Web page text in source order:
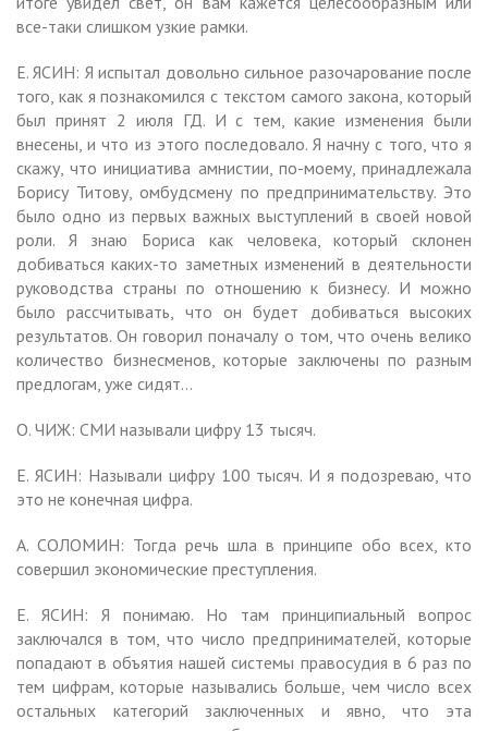
все-таки слишком узкие рамки.
Е. ЯСИН: Я испытал довольно сильное разочарование после
того, как я познакомился с текстом самого закона, который
был принят 2 июля ГД. И с тем, какие изменения были
внесены, и что из этого последовало. Я начну с того, что я
скажу, что инициатива амнистии, по-моему, принадлежала
Борису Титову, омбудсмену по предпринимательству. Это
было одно из первых важных выступлений в своей новой
роли. Я знаю Бориса как человека, который склонен
добиваться каких-то заметных изменений в деятельности
руководства страны по отношению к бизнесу. И можно
было рассчитывать, что он будет добиваться высоких
результатов. Он говорил поначалу о том, что очень велико
количество бизнесменов, которые заключены по разным
предлогам, уже сидят…
О. ЧИЖ: СМИ называли цифру 13 тысяч.
Е. ЯСИН: Называли цифру 100 тысяч. И я подозреваю, что
это не конечная цифра.
А. СОЛОМИН: Тогда речь шла в принципе обо всех, кто
совершил экономические преступления.
Е. ЯСИН: Я понимаю. Но там принципиальный вопрос
заключался в том, что число предпринимателей, которые
попадают в объятия нашей системы правосудия в 6 раз по
тем цифрам, которые назывались больше, чем число всех
остальных категорий заключенных и явно, что эта